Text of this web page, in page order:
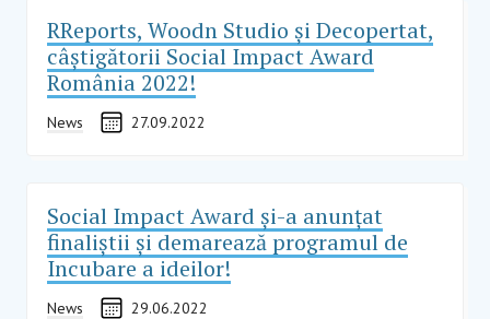
RReports, Woodn Studio și Decopertat,
câștigătorii Social Impact Award
România 2022!
News 27.09.2022
Social Impact Award și-a anunțat
finaliștii și demarează programul de
Incubare a ideilor!
News 29.06.2022